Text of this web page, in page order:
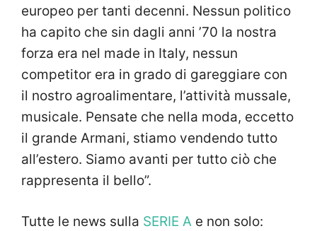
europeo per tanti decenni. Nessun politico
ha capito che sin dagli anni ’70 la nostra
forza era nel made in Italy, nessun
competitor era in grado di gareggiare con
il nostro agroalimentare, l’attività mussale,
musicale. Pensate che nella moda, eccetto
il grande Armani, stiamo vendendo tutto
all’estero. Siamo avanti per tutto ciò che
rappresenta il bello”.
Tutte le news sulla SERIE A e non solo: